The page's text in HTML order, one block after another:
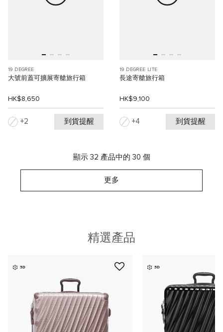
19 DEGREE
大號前蓋可擴展寄艙旅行箱
HK$8,650
2 到貨提醒
19 DEGREE LITE
長途寄艙旅行箱
HK$9,100
4 到貨提醒
顯示 32 產品中的 30 個
更多
精選產品
3D 3D